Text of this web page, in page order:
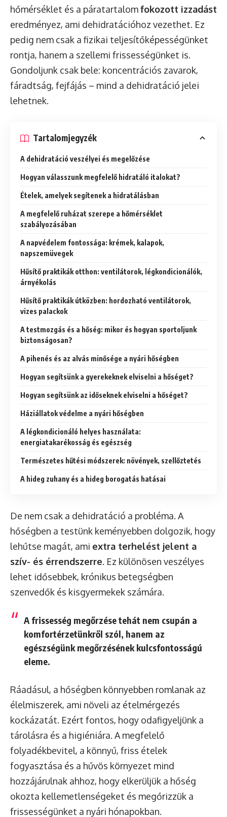
hőmérséklet és a páratartalomfokozott izzadást
eredményez, ami dehidratációhoz vezethet. Ez
pedig nem csak a fizikai teljesítőképességünket
rontja, hanem a szellemi frissességünket is.
Gondoljunk csak bele: koncentrációs zavarok,
fáradtság, fejfájás – mind a dehidratáció jelei
lehetnek.
Tartalomjegyzék
A dehidratáció veszélyei és megelőzése
Hogyan válasszunk megfelelő hidratáló italokat?
Ételek, amelyek segítenek a hidratálásban
A megfelelő ruházat szerepe a hőmérséklet
szabályozásában
A napvédelem fontossága: krémek, kalapok,
napszemüvegek
Hűsítő praktikák otthon: ventilátorok, légkondicionálók,
árnyékolás
Hűsítő praktikák útközben: hordozható ventilátorok,
vizes palackok
A testmozgás és a hőség: mikor és hogyan sportoljunk
biztonságosan?
A pihenés és az alvás minősége a nyári hőségben
Hogyan segítsünk a gyerekeknek elviselni a hőséget?
Hogyan segítsünk az időseknek elviselni a hőséget?
Háziállatok védelme a nyári hőségben
A légkondicionáló helyes használata:
energiatakarékosság és egészség
Természetes hűtési módszerek: növények, szellőztetés
A hideg zuhany és a hideg borogatás hatásai
De nem csak a dehidratáció a probléma. A
hőségben a testünk keményebben dolgozik, hogy
lehűtse magát, ami extra terhelést jelent a
szív- és érrendszerre. Ez különösen veszélyes
lehet idősebbek, krónikus betegségben
szenvedők és kisgyermekek számára.
A frissesség megőrzése tehát nem csupán a
komfortérzetünkről szól, hanem az
egészségünk megőrzésének kulcsfontosságú
eleme.
Ráadásul, a hőségben könnyebben romlanak az
élelmiszerek, ami növeli az ételmérgezés
kockázatát. Ezért fontos, hogy odafigyeljünk a
tárolásra és a higiéniára. A megfelelő
folyadékbevitel, a könnyű, friss ételek
fogyasztása és a hűvös környezet mind
hozzájárulnak ahhoz, hogy elkerüljük a hőség
okozta kellemetlenségeket és megőrizzük a
frissességünket a nyári hónapokban.